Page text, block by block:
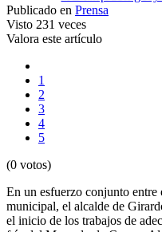
Publicado en Prensa
Visto 231 veces
Valora este artículo
1
2
3
4
5
(0 votos)
En un esfuerzo conjunto
municipal, el alcalde de
el inicio de los trabajos de